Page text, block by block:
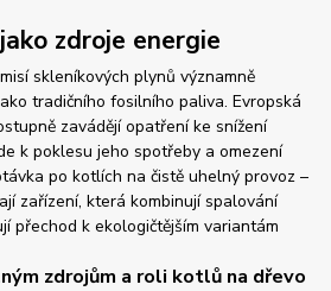
zdroje energie
skleníkových plynů významně
tradičního fosilního paliva. Evropská
zavádějí opatření ke snížení
k poklesu jeho spotřeby a omezení
po kotlích na čistě uhelný provoz –
zařízení, která kombinují spalování
přechod k ekologičtějším variantám
zdrojům a roli kotlů na dřevo